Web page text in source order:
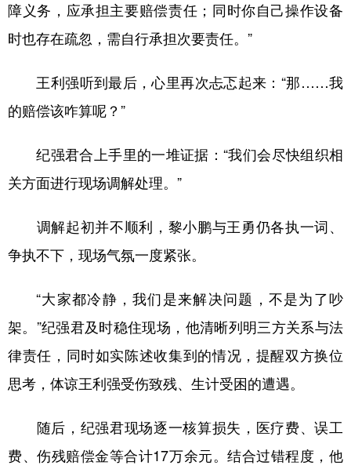
障义务，应承担主要赔偿责任；同时你自己操作设备
时也存在疏忽，需自行承担次要责任。”
王利强听到最后，心里再次忐忑起来：“那……我
的赔偿该咋算呢？”
纪强君合上手里的一堆证据：“我们会尽快组织相
关方面进行现场调解处理。”
调解起初并不顺利，黎小鹏与王勇仍各执一词、
争执不下，现场气氛一度紧张。
“大家都冷静，我们是来解决问题，不是为了吵
架。”纪强君及时稳住现场，他清晰列明三方关系与法
律责任，同时如实陈述收集到的情况，提醒双方换位
思考，体谅王利强受伤致残、生计受困的遭遇。
随后，纪强君现场逐一核算损失，医疗费、误工
费、伤残赔偿金等合计17万余元。结合过错程度，他